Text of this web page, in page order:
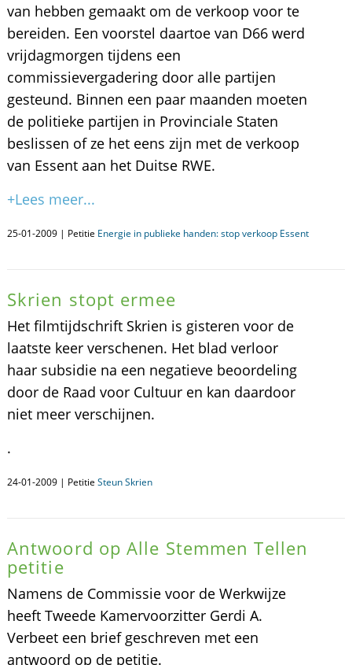
van hebben gemaakt om de verkoop voor te
bereiden. Een voorstel daartoe van D66 werd
vrijdagmorgen tijdens een
commissievergadering door alle partijen
gesteund. Binnen een paar maanden moeten
de politieke partijen in Provinciale Staten
beslissen of ze het eens zijn met de verkoop
van Essent aan het Duitse RWE.
+Lees meer...
25-01-2009 | Petitie Energie in publieke handen: stop verkoop Essent
Skrien stopt ermee
Het filmtijdschrift Skrien is gisteren voor de
laatste keer verschenen. Het blad verloor
haar subsidie na een negatieve beoordeling
door de Raad voor Cultuur en kan daardoor
niet meer verschijnen.
.
24-01-2009 | Petitie Steun Skrien
Antwoord op Alle Stemmen Tellen
petitie
Namens de Commissie voor de Werkwijze
heeft Tweede Kamervoorzitter Gerdi A.
Verbeet een brief geschreven met een
antwoord op de petitie.